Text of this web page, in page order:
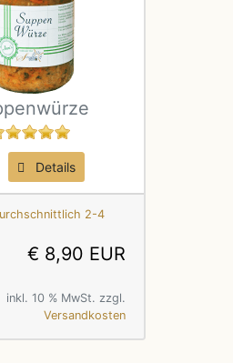
Details
2-4
€ 8,90 EUR
inkl. 10 % MwSt. zzgl.
Versandkosten